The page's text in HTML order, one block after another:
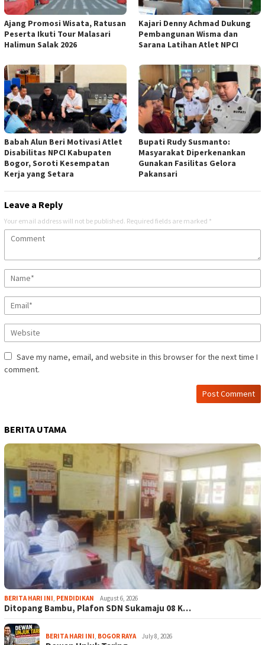
Ajang Promosi Wisata, Ratusan
Peserta Ikuti Tour Malasari
Halimun Salak 2026
Kajari Denny Achmad Dukung
Pembangunan Wisma dan
Sarana Latihan Atlet NPCI
Babah Alun Beri Motivasi Atlet
Disabilitas NPCI Kabupaten
Bogor, Soroti Kesempatan
Kerja yang Setara
Bupati Rudy Susmanto:
Masyarakat Diperkenankan
Gunakan Fasilitas Gelora
Pakansari
Leave a Reply
Your email address will not be published. Required fields are marked *
Save my name, email, and website in this browser for the next time I
comment.
BERITA UTAMA
BERITA HARI INI, PENDIDIKAN August 6, 2026
Ditopang Bambu, Plafon SDN Sukamaju 08 K…
BERITA HARI INI, BOGOR RAYA July 8, 2026